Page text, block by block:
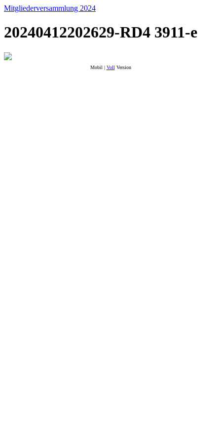
Mitgliederversammlung 2024
20240412202629-RD4 3911-e
Mobil | Voll Version